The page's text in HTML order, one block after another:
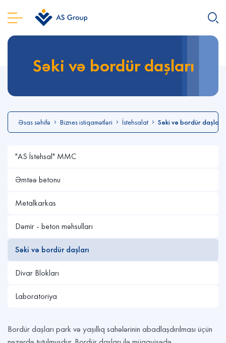
Səki və bordür daşları
Əsas səhifə Biznes istiqamətləri İstehsalat Səki və bordür daşları
"AS İstehsal" MMC
Əmtəə betonu
Metalkarkas
Dəmir - beton məhsulları
Səki və bordür daşları
Divar Blokları
Laboratoriya
Bordür daşları park və yaşıllıq sahələrinin abadlaşdırılması üçün